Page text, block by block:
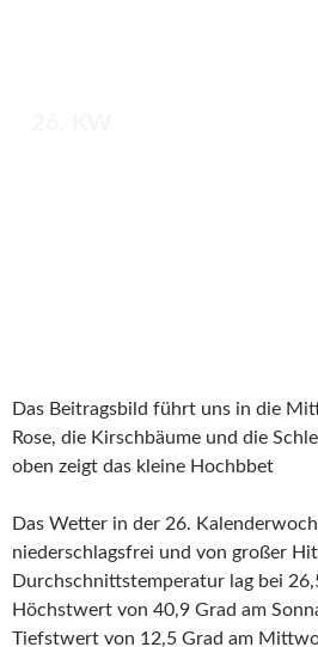
Das Beitragsbild führt uns in die
Rose, die Kirschbäume und die
oben zeigt das kleine Hochbbet
Das Wetter in der 26.
niederschlagsfrei und von großer
Durchschnittstemperatur lag bei
Höchstwert von 40,9 Grad am
Tiefstwert von 12,5 Grad am